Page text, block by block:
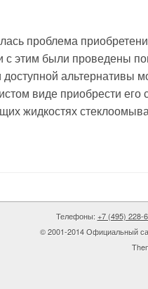
проблема
с этим были проведены
альтернативы
виде приобрести его
жидкостях
Телефоны:+7 (495) 228-
© 2001-2014 Официальный